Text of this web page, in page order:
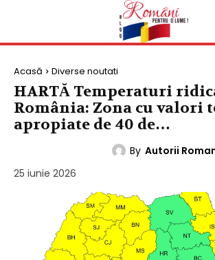
Acasă Diverse noutati
HARTĂ Temperaturi
România: Zona cu valori
apropiate de 40 de…
By Autorii
25 iunie 2026